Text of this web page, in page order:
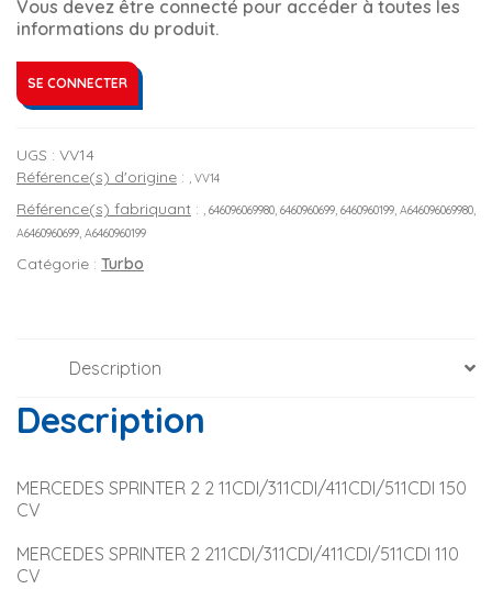
Vous devez être connecté pour accéder à toutes les
informations du produit.
SE CONNECTER
UGS : VV14
Référence(s) d'origine : , VV14
Référence(s) fabriquant : , 646096069980, 6460960699, 6460960199, A646096069980,
A6460960699, A6460960199
Catégorie : Turbo
Description
Description
MERCEDES SPRINTER 2 2 11CDI/311CDI/411CDI/511CDI 150
CV
MERCEDES SPRINTER 2 211CDI/311CDI/411CDI/511CDI 110
CV